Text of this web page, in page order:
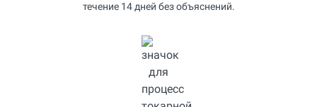
течение 14 дней без объяснений.